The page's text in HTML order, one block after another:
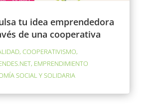
tu idea emprendedora
de una cooperativa
, COOPERATIVISMO,
, EMPRENDIMIENTO
SOCIAL Y SOLIDARIA